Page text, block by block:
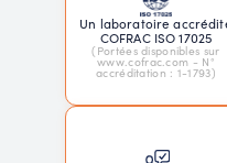
Un laboratoire
COFRAC ISO 17025
(Portées disponibles sur
www.cofrac.com - N°
accréditation : 1-1793)